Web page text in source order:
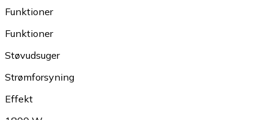
Funktioner
Funktioner
Støvudsuger
Strømforsyning
Effekt